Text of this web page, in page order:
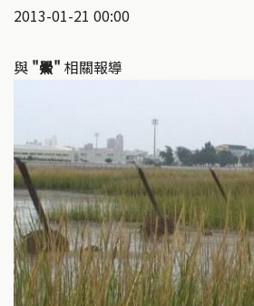
2013-01-21 00:00
與 "鱟" 相關報導